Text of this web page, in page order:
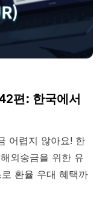
편: 한국에서
어렵지 않아요! 한
외송금을 위한 유
환율 우대 혜택까